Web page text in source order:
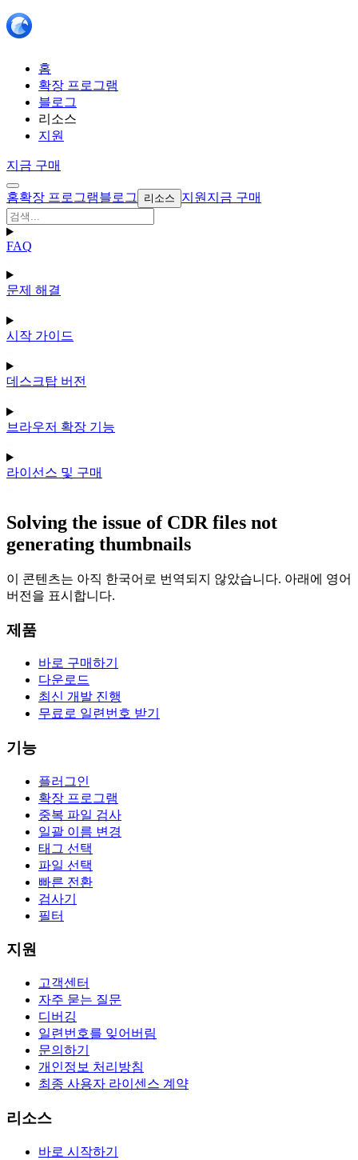
홈
확장 프로그램
블로그
리소스
지원
지금 구매
홈확장 프로그램블로그 리소스 지원 지금 구매
FAQ
문제 해결
시작 가이드
데스크탑 버전
브라우저 확장 기능
라이선스 및 구매
Solving the issue of CDR files not
generating thumbnails
이 콘텐츠는 아직 한국어로 번역되지 않았습니다. 아래에 영어
버전을 표시합니다.
제품
바로 구매하기
다운로드
최신 개발 진행
무료로 일련번호 받기
기능
플러그인
확장 프로그램
중복 파일 검사
일괄 이름 변경
태그 선택
파일 선택
빠른 전환
검사기
필터
지원
고객센터
자주 묻는 질문
디버깅
일련번호를 잊어버림
문의하기
개인정보 처리방침
최종 사용자 라이센스 계약
리소스
바로 시작하기